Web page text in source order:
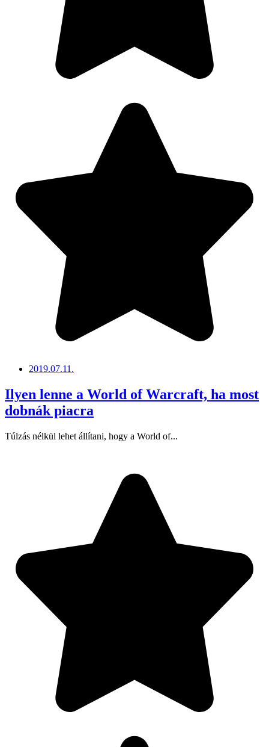
2019.07.11.
Ilyen lenne a World of Warcraft, ha most
dobnák piacra
Túlzás nélkül lehet állítani, hogy a World of...